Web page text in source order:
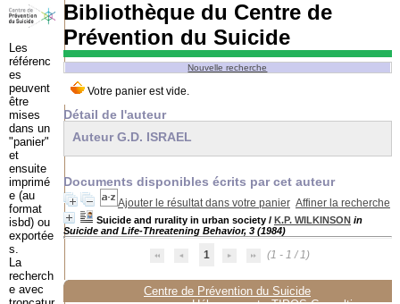
Bibliothèque du Centre de
Prévention du Suicide
Nouvelle recherche
Détail de l'auteur
Auteur G.D. ISRAEL
Documents disponibles écrits par cet auteur
Ajouter le résultat dans votre panier Affiner la recherche
Suicide and rurality in urban society/ K.P. WILKINSON in
Suicide and Life-Threatening Behavior, 3 (1984)
1 (1 - 1 / 1)
Centre de Prévention du Suicide
Les
référenc
es
peuvent
être
mises
dans un
"panier"
et
ensuite
imprimé
e (au
format
isbd) ou
exportée
s.
La
recherch
e avec